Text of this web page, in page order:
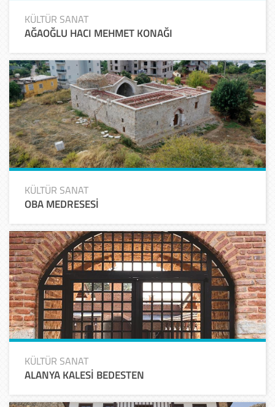
KÜLTÜR SANAT
AĞAOĞLU HACI MEHMET KONAĞI
KÜLTÜR SANAT
OBA MEDRESESİ
KÜLTÜR SANAT
ALANYA KALESİ BEDESTEN